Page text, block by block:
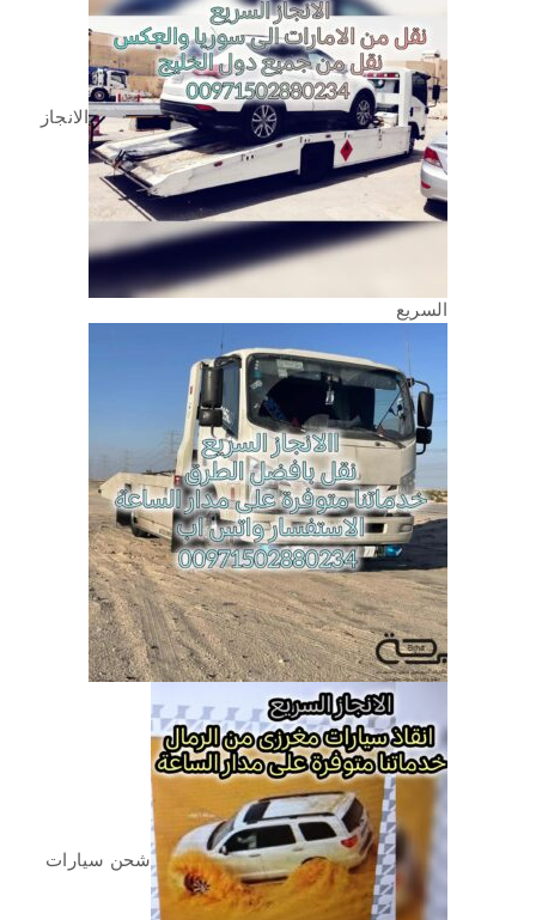
الانجاز
السريع
شحن سيارات